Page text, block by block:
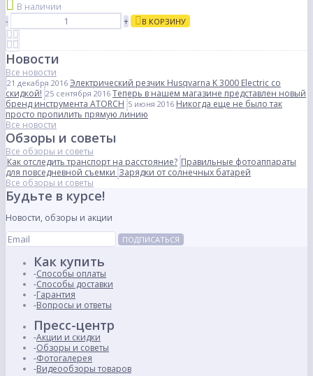
В наличии
-
+ В КОРЗИНУ
Новости
Все новости
21 декабря 2016 Электрический резчик Husqvarna K 3000 Electric со
скидкой! 25 сентября 2016 Теперь в нашем магазине представлен новый
бренд инструмента ATORCH 5 июня 2016 Никогда еще не было так
просто пропилить прямую линию
Все новости
Обзоры и советы
Все обзоры и советы
Как отследить транспорт на расстояние? Правильные фотоаппараты
для повседневной съемки Зарядки от солнечных батарей
Все обзоры и советы
Будьте в курсе!
Новости, обзоры и акции
ПОДПИСАТЬСЯ
Как купить
Способы оплаты
Способы доставки
Гарантия
Вопросы и ответы
Пресс-центр
Акции и скидки
Обзоры и советы
Фотогалерея
Видеообзоры товаров